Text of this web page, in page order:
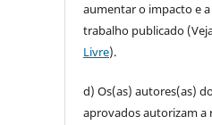
aumentar o impacto e
trabalho publicado
Livre).
d) Os(as) autores(as)
aprovados autorizam a